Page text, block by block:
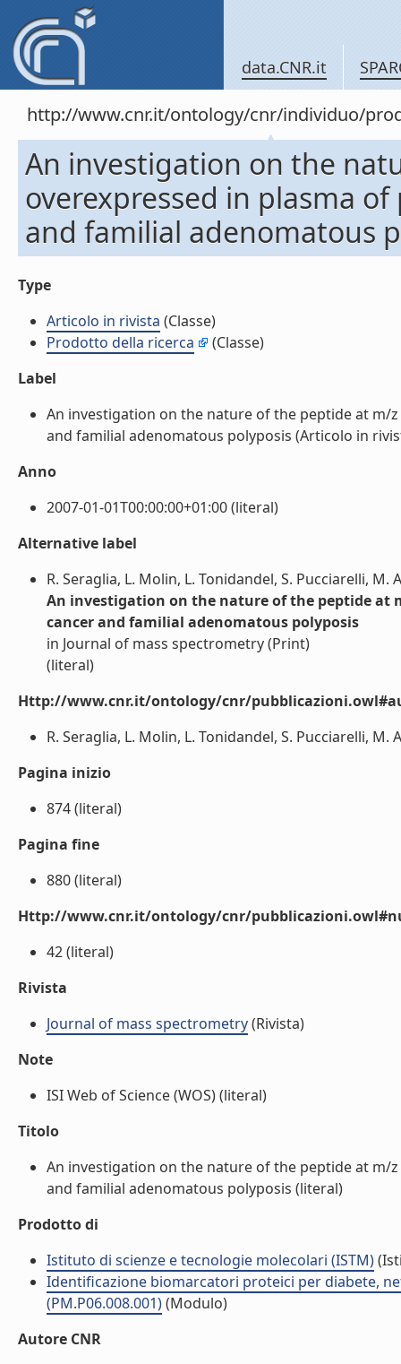
data.CNR.it
http://www.cnr.it/ontology/cnr/individuo/
An investigation on the
overexpressed in plasma
and familial adenomatous
Type
Articolo in rivista (Classe)
Prodotto della ricerca
(Classe)
Label
An investigation on the nature of the peptide at m/
and familial adenomatous polyposis (Articolo in
Anno
2007-01-01T00:00:00+01:00 (literal)
Alternative label
R. Seraglia, L. Molin, L. Tonidandel, S. Pucciarelli, M.
An investigation on the nature of the peptide at
cancer and familial adenomatous polyposis
in Journal of mass spectrometry (Print)
(literal)
Http://www.cnr.it/ontology/cnr/
R. Seraglia, L. Molin, L. Tonidandel, S. Pucciarelli,
Pagina inizio
874 (literal)
Pagina fine
880 (literal)
Http://www.cnr.it/ontology/cnr/
42 (literal)
Rivista
Journal of mass spectrometry(Rivista)
Note
ISI Web of Science (WOS) (literal)
Titolo
An investigation on the nature of the peptide at m/
and familial adenomatous polyposis (literal)
Prodotto di
Istituto di scienze e tecnologie molecolari (ISTM)
Identificazione biomarcatori proteici per diabete,
(PM.P06.008.001)(Modulo)
Autore CNR